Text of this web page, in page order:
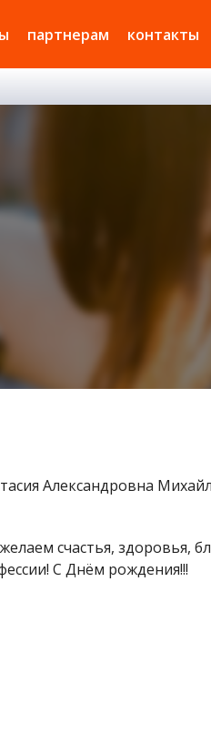
партнерам контакты
Александровна
счастья, здоровья,
С Днём рождения!!!